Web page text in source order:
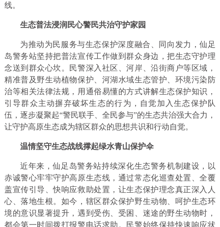
线。
生态普法浸润民心警民共治守护家园
为推动为民服务与生态保护深度融合、同向发力，仙足
岛警务站坚持把普法宣传工作做到群众身边，把生态守护理
念送到群众心坎。民警深入社区、河岸、沿街商户等区域，
精准普及野生动植物保护、河湖水域生态管护、环境污染防
治等相关法律法规，用通俗易懂的方式讲解生态保护知识，
引导群众主动摒弃破坏生态的行为，自觉加入生态保护队
伍，逐步凝聚起“警民联手、全民参与”的生态共治强大合力，
让守护高原生态成为辖区群众的思想共识和行动自觉。
温情坚守生态战线撑起绿水青山保护伞
近年来，仙足岛警务站持续深化生态警务机制建设，以
赤诚警心牢牢守护高原生态线，通过常态化巡查处置、全覆
盖宣传引导、快响应救助处置，让生态保护理念真正深入人
心、落地生根。如今，辖区群众保护野生动物、呵护生态环
境的意识显著提升，遇到受伤、受困、迷途的野生动物时，
都会第一时间拨打报警电话求助。民警始终保持快速响应状